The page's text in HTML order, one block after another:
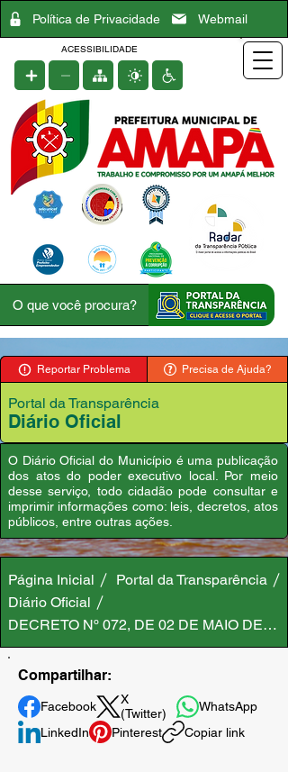
Política de Privacidade Webmail
ACESSIBILIDADE
Reportar Problema Precisa de Ajuda?
Portal da Transparência
Diário Oficial
O Diário Oficial do Município é uma publicação
dos atos do poder executivo local. Por meio
desse serviço, todo cidadão pode consultar e
imprimir informações como: leis, decretos, atos
públicos, entre outras ações.
Página Inicial
Portal da Transparência
Diário Oficial
DECRETO Nº 072, DE 02 DE MAIO DE
Compartilhar:
Facebook
X
(Twitter)
WhatsApp
LinkedIn
Pinterest Copiar link